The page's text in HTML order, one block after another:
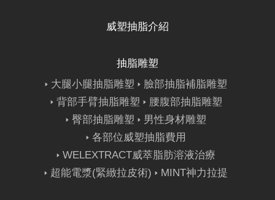
威塑抽脂介紹
抽脂雕塑
大腿小腿抽脂雕塑
臉部抽脂補脂雕塑
背部手臂抽脂雕塑
腰腹部抽脂雕塑
臀部抽脂雕塑
男性身材雕塑
各部位威塑抽脂費用
WELEXTRACT威萃脂肪溶液治療
超能電漿(緊緻拉皮術)
MINT神力拉提